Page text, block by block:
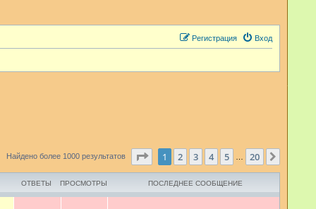
Вход
Регистрация
Найдено более 1000 результатов Страница1 из 20
1 2 3 4 5 20
ОТВЕТЫ ПРОСМОТРЫ ПОСЛЕДНЕЕ СООБЩЕНИЕ